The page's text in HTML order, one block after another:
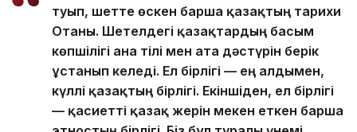
туып, шетте өскен барша қазақтың тарихи
Отаны. Шетелдегі қазақтардың басым
көпшілігі ана тілі мен ата дәстүрін берік
ұстанып келеді. Ел бірлігі — ең алдымен,
күллі қазақтың бірлігі. Екіншіден, ел бірлігі
— қасиетті қазақ жерін мекен еткен барша